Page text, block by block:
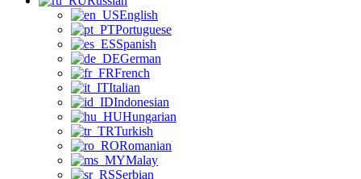
English
Portuguese
Spanish
German
French
Italian
Indonesian
Hungarian
Turkish
Romanian
Malay
Serbian